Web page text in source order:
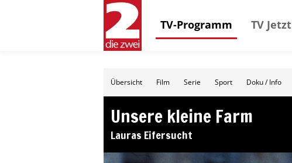
TV-Programm TV Jetzt
Übersicht Film Serie Sport Doku / Info
Unsere kleine Farm
Lauras Eifersucht